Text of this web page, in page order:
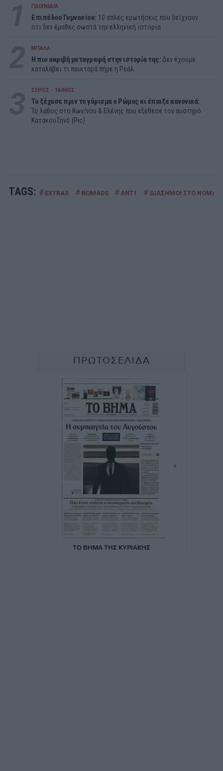
ΠΑΙΧΝΙΔΙΑ
Επιπέδου Γυμνασίου: 10 απλές ερωτήσεις που δείχνουν
ότι δεν έμαθες σωστά την ελληνική ιστορία
ΜΠΑΛΑ
Η πιο ακριβή μεταγραφή στην ιστορία της:Δεν έχουμε
καταλάβει τι παικταρά πήρε η Ρεάλ...
ΣΕΙΡΕΣ - ΤΑΙΝΙΕΣ
Το ξέχασε πριν το γύρισμα ο Ρώμας κι έπαιξε κανονικά:
Το λάθος στο Κων/νου & Ελένης που εξέθεσε τον αυστηρό
Κατακουζηνό (Pic)
TAGS: # EXTRAS # NOMADS # ΑΝΤ1 # ΔΙΑΣΗΜΟΙ ΣΤΟ